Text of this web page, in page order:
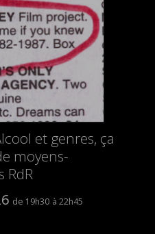
et genres, ça
moyens-
RdR
19h30 22h45